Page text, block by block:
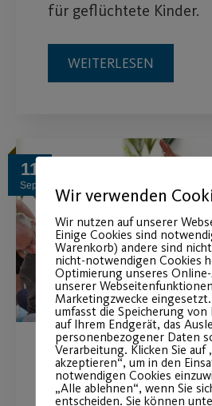
für geflüchtete Kinder.
WEITERLESEN
11
Sep.
Neue
September 2023
Wir verwenden
Wir nutzen auf unserer
Einige Cookies sind
Warenkorb) andere sind
nicht-notwendigen Cookies
Optimierung unseres
unserer
Marketingzwecke
umfasst die Speicherung
auf Ihrem Endgerät, das
personenbezogener Daten
Verarbeitung. Klicken Sie auf
akzeptieren“, um in den
notwendigen Cookies
„Alle ablehnen“, wenn Sie
entscheiden. Sie können